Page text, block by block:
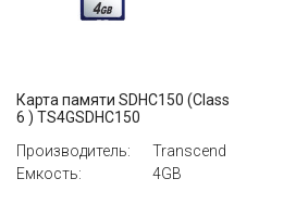
Карта памяти SDHC150 (Class
6 ) TS4GSDHC150
Производитель:
Transcend
Емкость:
4GB